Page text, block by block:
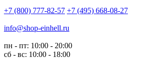
+7 (800) 777-82-57 +7 (495) 668-08-27
info@shop-einhell.ru
пн - пт: 10:00 - 20:00
сб - вс: 10:00 - 18:00